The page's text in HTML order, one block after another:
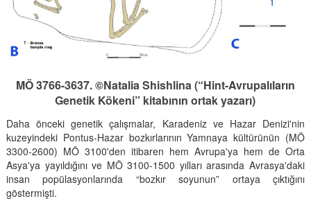
MÖ 3766-3637. ©Natalia Shishlina (“Hint-Avrupalıların
Genetik Kökeni” kitabının ortak yazarı)
Daha önceki genetik çalışmalar, Karadeniz ve Hazar Denizi'nin
kuzeyindeki Pontus-Hazar bozkırlarının Yamnaya kültürünün (MÖ
3300-2600) MÖ 3100'den itibaren hem Avrupa'ya hem de Orta
Asya'ya yayıldığını ve MÖ 3100-1500 yılları arasında Avrasya'daki
insan popülasyonlarında “bozkır soyunun” ortaya çıktığını
göstermişti.